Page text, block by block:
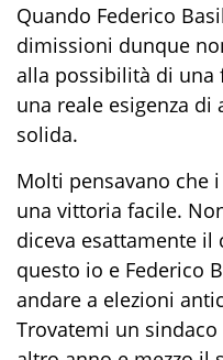
Quando Federico
dimissioni dunque
alla possibilità di una
una reale esigenza di
solida.
Molti pensavano che
una vittoria facile.
diceva esattamente
questo io e Federico
andare a elezioni
Trovatemi un